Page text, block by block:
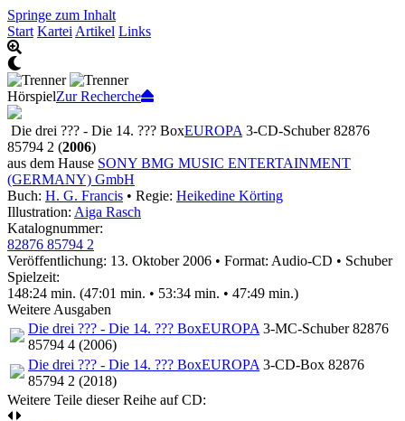
Springe zum Inhalt
Start Kartei Artikel Links
HörspielZur Recherche
Die drei ??? - Die 14. ??? BoxEUROPA 3-CD-Schuber 82876
85794 2 (2006)
aus dem Hause SONY BMG MUSIC ENTERTAINMENT
(GERMANY) GmbH
Buch: H. G. Francis • Regie: Heikedine Körting
Illustration: Aiga Rasch
Katalognummer:
82876 85794 2
Veröffentlichung: 13. Oktober 2006 • Format: Audio-CD • Schuber
Spielzeit:
148:24 min. (47:01 min. • 53:34 min. • 47:49 min.)
Weitere Ausgaben
Die drei ??? - Die 14. ??? BoxEUROPA 3-MC-Schuber 82876
85794 4 (2006)
Die drei ??? - Die 14. ??? BoxEUROPA 3-CD-Box 82876
85794 2 (2018)
Weitere Teile dieser Reihe auf CD: